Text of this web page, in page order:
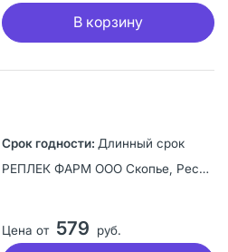
В корзину
Длинный срок
РЕПЛЕК ФАРМ ООО Скопье, Республика Северная Македония
Цена от 579 руб.